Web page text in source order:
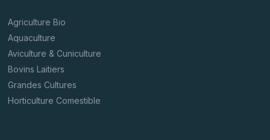
Agriculture Bio
Aquaculture
Aviculture & Cuniculture
Bovins Laitiers
Grandes Cultures
Horticulture Comestible